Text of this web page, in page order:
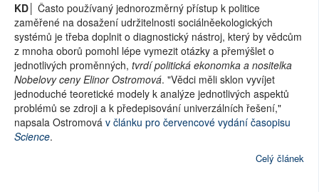
KD│
Často používaný jednorozměrný přístup k politice
zaměřené na dosažení udržitelnosti sociálněekologických
systémů je třeba doplnit o diagnostický nástroj, který by vědcům
z mnoha oborů pomohl lépe vymezit otázky a přemýšlet o
jednotlivých proměnných, tvrdí politická ekonomka a nositelka
Nobelovy ceny Elinor Ostromová. "Vědci měli sklon vyvíjet
jednoduché teoretické modely k analýze jednotlivých aspektů
problémů se zdroji a k předepisování univerzálních řešení,"
napsala Ostromová v článku pro červencové vydání časopisu
Science.
Celý článek